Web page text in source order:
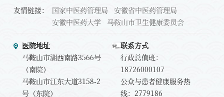
友情链接： 国家中医药管理局
安徽省中医药管理局
安徽中医药大学
马鞍山市卫生健康委员会
医院地址
马鞍山市湖西南路3566号
（南院）
马鞍山市江东大道3158-2
号（东院）
联系方式
行政总值班：
18726000107
公众与患者健康服务热
线：2779186